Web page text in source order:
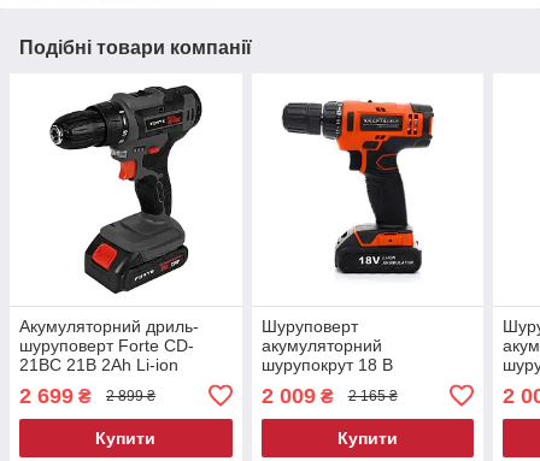
Подібні товари компанії
Акумуляторний дриль-
шуруповерт Forte CD-
21BC 21В 2Аh Li-ion
дриль
2 699 ₴ 2 899 ₴
Купити
Шуруповерт
акумуляторний
шурупокрут 18 В
акумуляторний
шуруповерт
2 009₴ 2 165 ₴
Купити
2